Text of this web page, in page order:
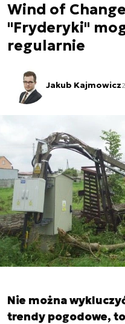
Wind of
"Fryderyki"
regularnie
Jakub Kajmowicz
Nie można
trendy pogodowe,